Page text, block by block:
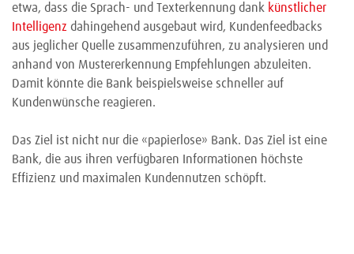
etwa, dass die Sprach- und Texterkennung dank künstlicher
Intelligenz dahingehend ausgebaut wird, Kundenfeedbacks
aus jeglicher Quelle zusammenzuführen, zu analysieren und
anhand von Mustererkennung Empfehlungen abzuleiten.
Damit könnte die Bank beispielsweise schneller auf
Kundenwünsche reagieren.
Das Ziel ist nicht nur die «papierlose» Bank. Das Ziel ist eine
Bank, die aus ihren verfügbaren Informationen höchste
Effizienz und maximalen Kundennutzen schöpft.